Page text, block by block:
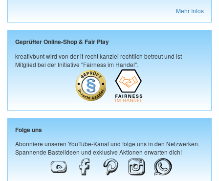
Mehr Infos
Geprüfter Online-Shop & Fair Play
kreativbunt wird von der it-recht kanzlei rechtlich betreut und ist
Mitglied bei der Initiative "Fairness im Handel".
Folge uns
Abonniere unseren YouTube-Kanal und folge uns in den Netzwerken.
Spannende Bastelideen und exklusive Aktionen erwarten dich!